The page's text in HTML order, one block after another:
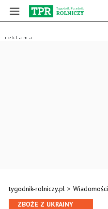
tygodnik-rolniczy.pl > Wiadomości
ZBOŻE Z UKRAINY